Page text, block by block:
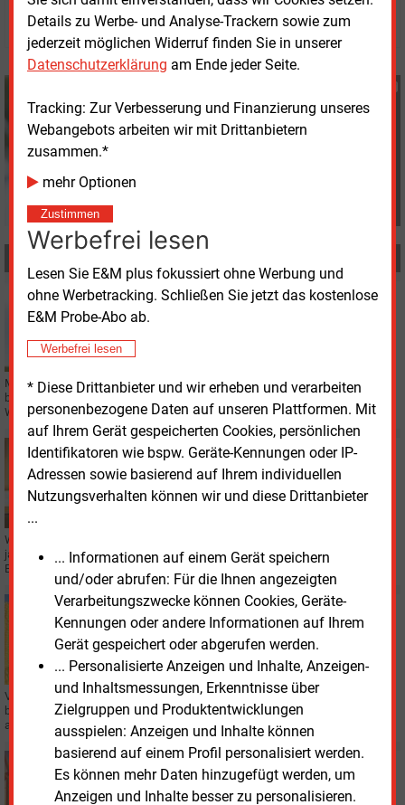
Details zu Werbe- und Analyse-Trackern sowie zum
jederzeit möglichen Widerruf finden Sie in unserer
Datenschutzerklärung am Ende jeder Seite.
Tracking: Zur Verbesserung und Finanzierung unseres
Webangebots arbeiten wir mit Drittanbietern
zusammen.*
mehr Optionen
Zustimmen
Werbefrei lesen
Lesen Sie E&M plus fokussiert ohne Werbung und
ohne Werbetracking. Schließen Sie jetzt das kostenlose
E&M Probe-Abo ab.
Werbefrei lesen
* Diese Drittanbieter und wir erheben und verarbeiten
personenbezogene Daten auf unseren Plattformen. Mit
auf Ihrem Gerät gespeicherten Cookies, persönlichen
Identifikatoren wie bspw. Geräte-Kennungen oder IP-
Adressen sowie basierend auf Ihrem individuellen
Nutzungsverhalten können wir und diese Drittanbieter
...
... Informationen auf einem Gerät speichern
und/oder abrufen: Für die Ihnen angezeigten
Verarbeitungszwecke können Cookies, Geräte-
Kennungen oder andere Informationen auf Ihrem
Gerät gespeichert oder abgerufen werden.
... Personalisierte Anzeigen und Inhalte, Anzeigen-
und Inhaltsmessungen, Erkenntnisse über
Zielgruppen und Produktentwicklungen
ausspielen: Anzeigen und Inhalte können
basierend auf einem Profil personalisiert werden.
Es können mehr Daten hinzugefügt werden, um
Anzeigen und Inhalte besser zu personalisieren.
+49 (0) 8152 9311 15
G.Drewnitzky@energie-
Dienstag, 23.08.2022, 16:15
WINDKRAFT ONSHORE
Millionenschwerer Nackenschlag für Nordex: Sämtliche 17 Turbinen, die auf
baugleichen Türmen wie eine im September 2021 havarierte Halterner
Windkraftanlage stehen, werden abgebaut.
Freitag, 19.08.2022, 11:59
RECHT
Bundesjustizministerium will bei Infrastruktur Tempo
Wichtige Energie- und Infrastrukturprojekte sollen künftig nicht mehr durch
jahrelange Gerichtsverfahren blockiert werden. Dafür will
Bundesjustizminister Marco Buschmann (FPD) sorgen.
Donnerstag, 18.08.2022, 16:44
BIOGAS
Windkraft-schwaches Thüringen will mehr Ökostrom
aus Biogas
Viel Wind macht die Landesregierung Thüringens um die Biogas-Produktion,
besonders als Teil der Kraft-Wärme-Kopplung (KWK). Damit lenkt das Land
auch von Schwächen bei der Windkraft ab.
WINDKRAFT ONSHORE
Denkmalschutz blockiert Ausbau der Windkraft